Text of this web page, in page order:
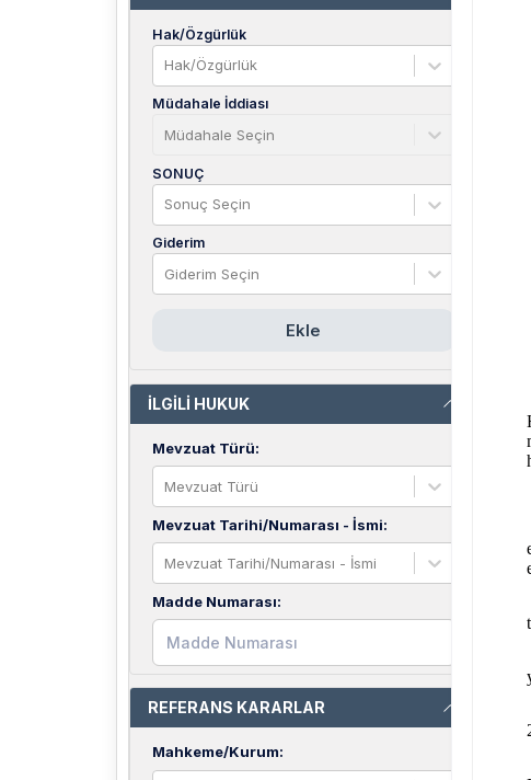
Hak/Özgürlük
Hak/Özgürlük
Müdahale İddiası
Müdahale Seçin
SONUÇ
Sonuç Seçin
Giderim
Giderim Seçin
Ekle
İLGİLİ HUKUK
Mevzuat Türü:
Mevzuat Türü
Mevzuat Tarihi/Numarası - İsmi:
Mevzuat Tarihi/Numarası - İsmi
Madde Numarası:
REFERANS KARARLAR
Mahkeme/Kurum: